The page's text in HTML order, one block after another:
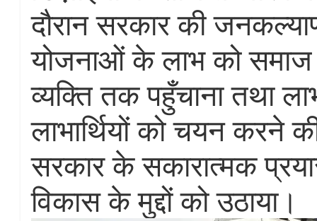
दौरान सरकार की
योजनाओं के लाभ को
व्यक्ति तक पहुँचाना तथा
लाभार्थियों को चयन करने
सरकार के सकारात्मक
विकास के मुद्दों को उठाया।